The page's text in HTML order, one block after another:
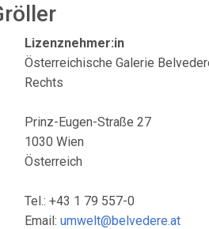
Lizenznehmer:in
Österreichische Galerie
Rechts
Prinz-Eugen-Straße 27
1030 Wien
Österreich
Tel.: +43 1 79 557-0
Email:umwelt@belvedere.at